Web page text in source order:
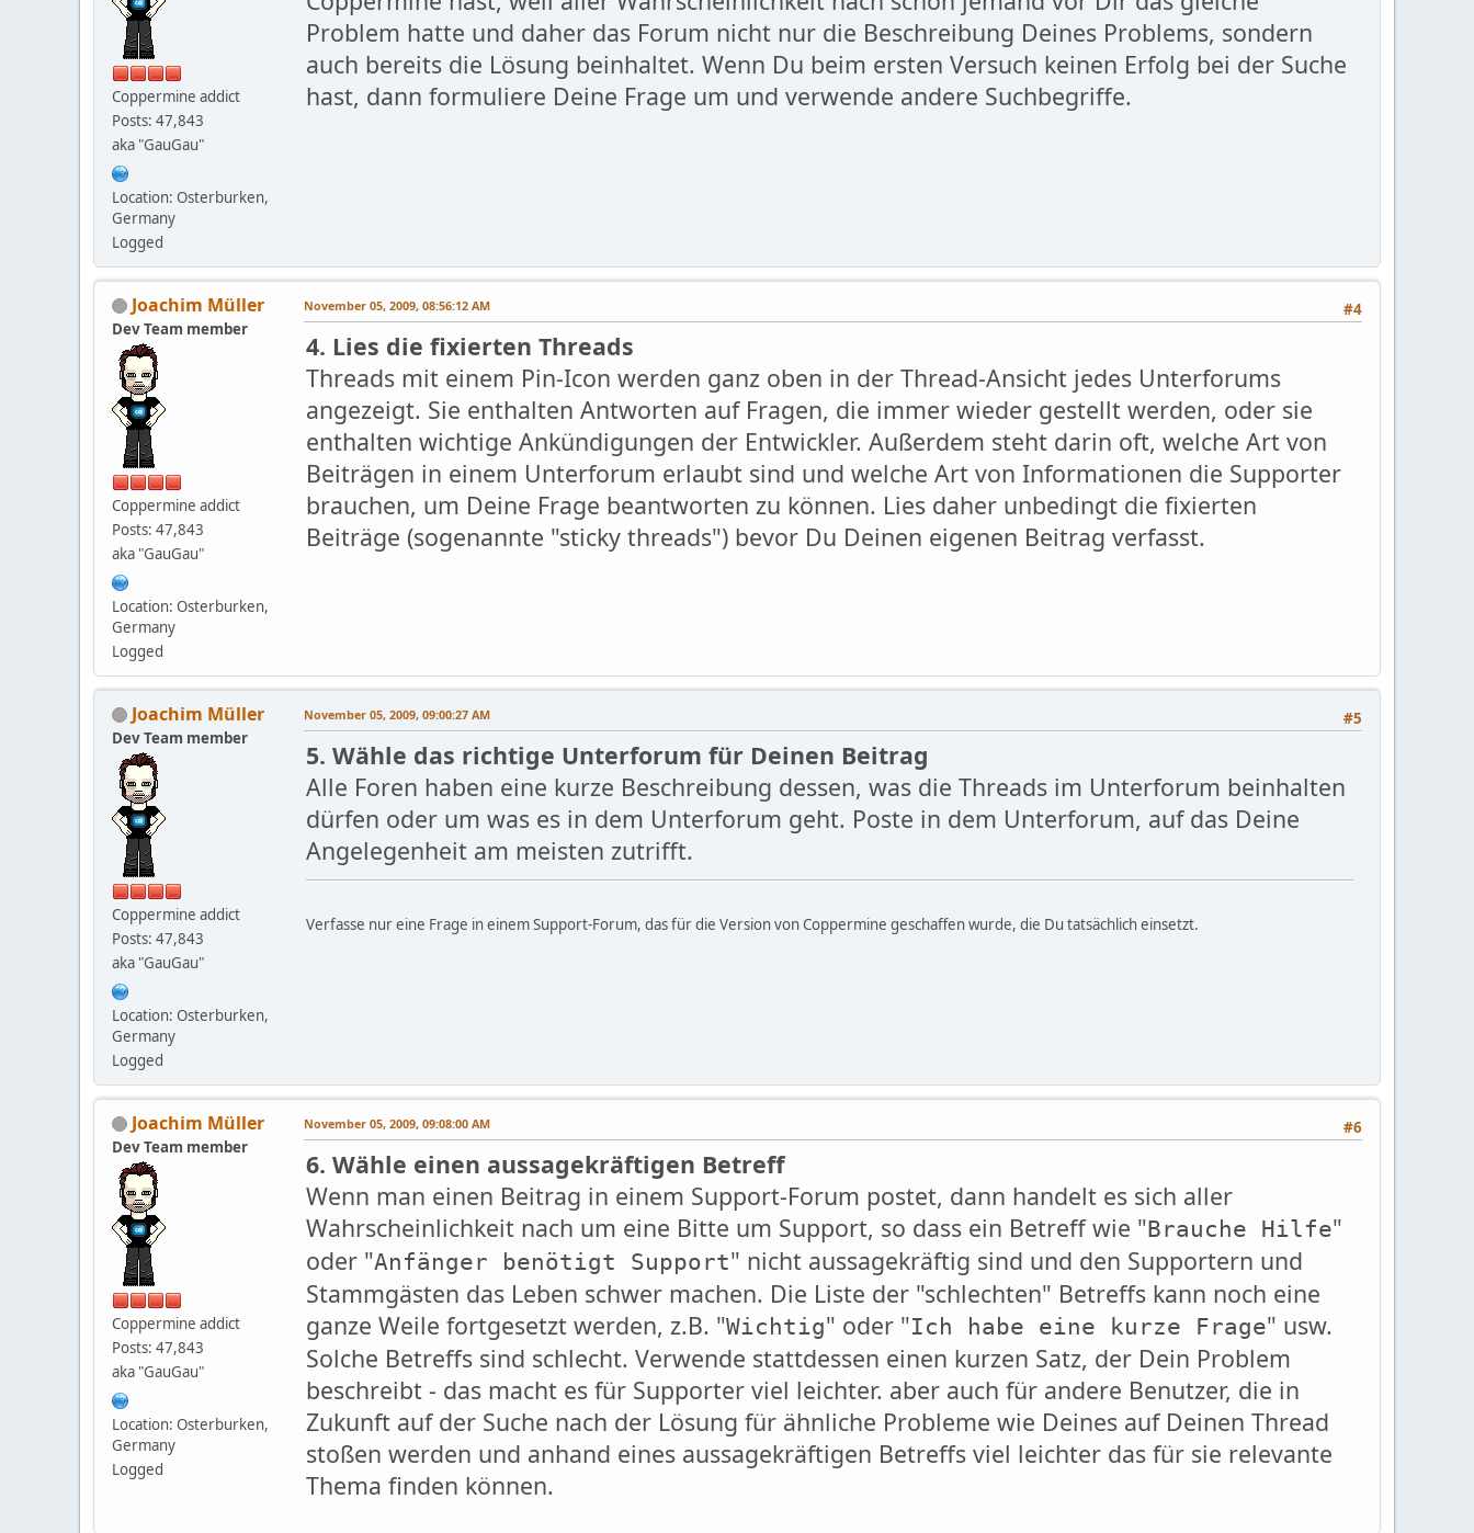
Coppermine addict
Posts: 47,843
aka "GauGau"
Location: Osterburken,
Germany
Logged
Problem hatte und daher das Forum nicht nur die Beschreibung Deines Problems, sondern
auch bereits die Lösung beinhaltet. Wenn Du beim ersten Versuch keinen Erfolg bei der Suche
hast, dann formuliere Deine Frage um und verwende andere Suchbegriffe.
Joachim Müller
Dev Team member
Coppermine addict
Posts: 47,843
aka "GauGau"
Location: Osterburken,
Germany
Logged
#4
November 05, 2009, 08:56:12 AM
4. Lies die fixierten Threads
Threads mit einem Pin-Icon werden ganz oben in der Thread-Ansicht jedes Unterforums
angezeigt. Sie enthalten Antworten auf Fragen, die immer wieder gestellt werden, oder sie
enthalten wichtige Ankündigungen der Entwickler. Außerdem steht darin oft, welche Art von
Beiträgen in einem Unterforum erlaubt sind und welche Art von Informationen die Supporter
brauchen, um Deine Frage beantworten zu können. Lies daher unbedingt die fixierten
Beiträge (sogenannte "sticky threads") bevor Du Deinen eigenen Beitrag verfasst.
Joachim Müller
Dev Team member
Coppermine addict
Posts: 47,843
aka "GauGau"
Location: Osterburken,
Germany
Logged
#5
November 05, 2009, 09:00:27 AM
5. Wähle das richtige Unterforum für Deinen Beitrag
Alle Foren haben eine kurze Beschreibung dessen, was die Threads im Unterforum beinhalten
dürfen oder um was es in dem Unterforum geht. Poste in dem Unterforum, auf das Deine
Angelegenheit am meisten zutrifft.
Verfasse nur eine Frage in einem Support-Forum, das für die Version von Coppermine geschaffen wurde, die Du tatsächlich einsetzt.
Joachim Müller
Dev Team member
Coppermine addict
Posts: 47,843
aka "GauGau"
Location: Osterburken,
Germany
Logged
#6
November 05, 2009, 09:08:00 AM
6. Wähle einen aussagekräftigen Betreff
Wenn man einen Beitrag in einem Support-Forum postet, dann handelt es sich aller
Wahrscheinlichkeit nach um eine Bitte um Support, so dass ein Betreff wie "Brauche Hilfe"
oder "Anfänger benötigt Support" nicht aussagekräftig sind und den Supportern und
Stammgästen das Leben schwer machen. Die Liste der "schlechten" Betreffs kann noch eine
ganze Weile fortgesetzt werden, z.B. "Wichtig" oder "Ich habe eine kurze Frage" usw.
Solche Betreffs sind schlecht. Verwende stattdessen einen kurzen Satz, der Dein Problem
beschreibt - das macht es für Supporter viel leichter. aber auch für andere Benutzer, die in
Zukunft auf der Suche nach der Lösung für ähnliche Probleme wie Deines auf Deinen Thread
stoßen werden und anhand eines aussagekräftigen Betreffs viel leichter das für sie relevante
Thema finden können.